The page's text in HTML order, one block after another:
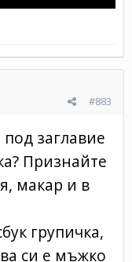
#883
заглавие
Признайте
макар и в
групичка,
си е мъжко